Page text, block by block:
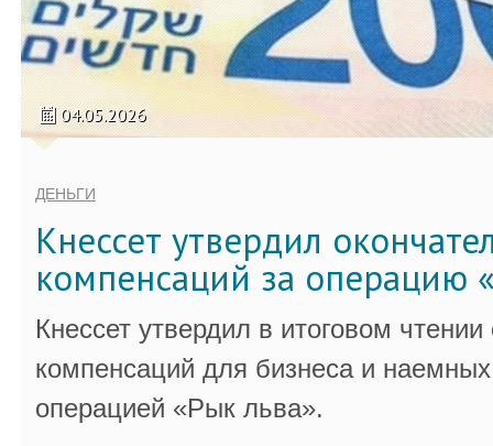
04.05.2026
ДЕНЬГИ
Кнессет утвердил
компенсаций за операцию
Кнессет утвердил в итоговом
компенсаций для бизнеса и
операцией «Рык льва».